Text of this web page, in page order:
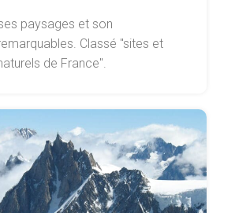
paysages et son
Classé "sites et
de France".